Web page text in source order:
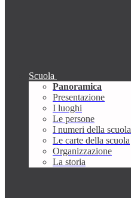
Scuola
Panoramica
Presentazione
I luoghi
Le persone
I numeri della scuola
Le carte della scuola
Organizzazione
La storia